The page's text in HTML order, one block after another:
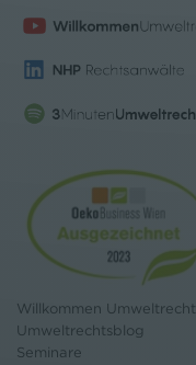
Willkommen Umweltrecht
Umweltrechtsblog
Seminare